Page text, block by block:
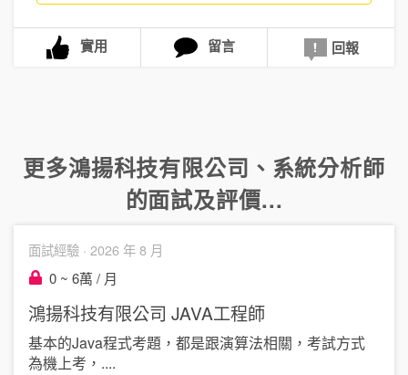
實用 留言 回報
更多鴻揚科技有限公司 、 系統分析師
的面試及評價...
面試經驗 · 2026 年 8 月
0 ~ 6萬 / 月
鴻揚科技有限公司 JAVA工程師
基本的Java程式考題，都是跟演算法相關，考試方式
為機上考， ....